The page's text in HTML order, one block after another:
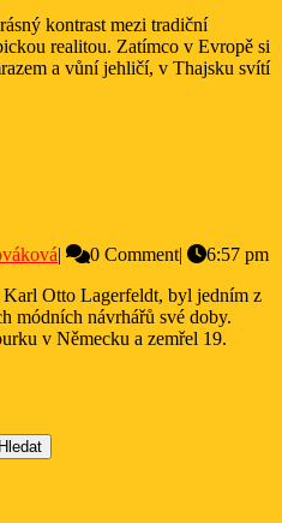
realitou. Zatímco v Evropě si
a vůní jehličí, v Thajsku svítí
Kateřina
| 0 Comment|
6:57 pm
módních návrhářů své doby.
v Německu a zemřel 19.
Hledat